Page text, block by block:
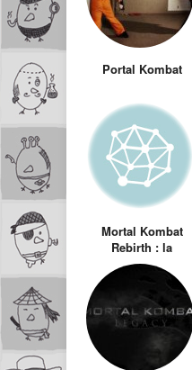
Portal Kombat
Mortal Kombat
Rebirth : la
meilleure
adaptation de jeu
vidéo au cinéma
de tous les temps